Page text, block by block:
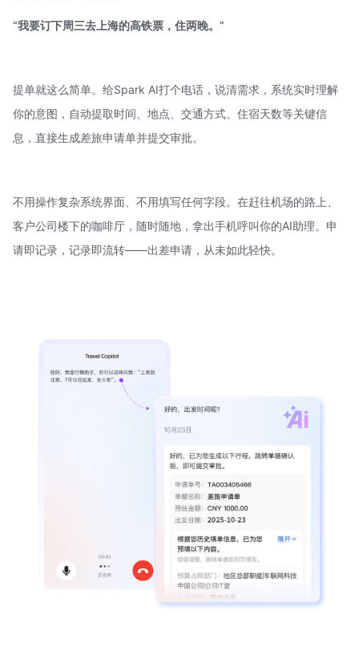
“我要订下周三去上海的高铁票，住两晚。”
提单就这么简单。给Spark AI打个电话，说清需求，系统实时理解
你的意图，自动提取时间、地点、交通方式、住宿天数等关键信
息，直接生成差旅申请单并提交审批。
不用操作复杂系统界面、不用填写任何字段。在赶往机场的路上、
客户公司楼下的咖啡厅，随时随地，拿出手机呼叫你的AI助理。申
请即记录，记录即流转——出差申请，从未如此轻快。